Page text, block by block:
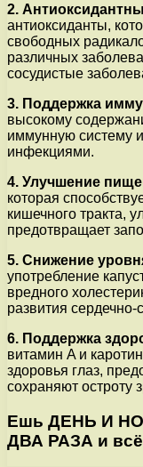
2.
антиоксиданты,
свободных
различных
сосудистые
3. Поддержка
высокому
иммунную систему
инфекциями.
4. Улучшение
которая
кишечного тракта,
предотвращает
5. Снижение
употребление
вредного
развития
6. Поддержка
витамин A и
здоровья глаз,
сохраняют остроту
Ешь ДЕНЬ И
ДВА РАЗА и